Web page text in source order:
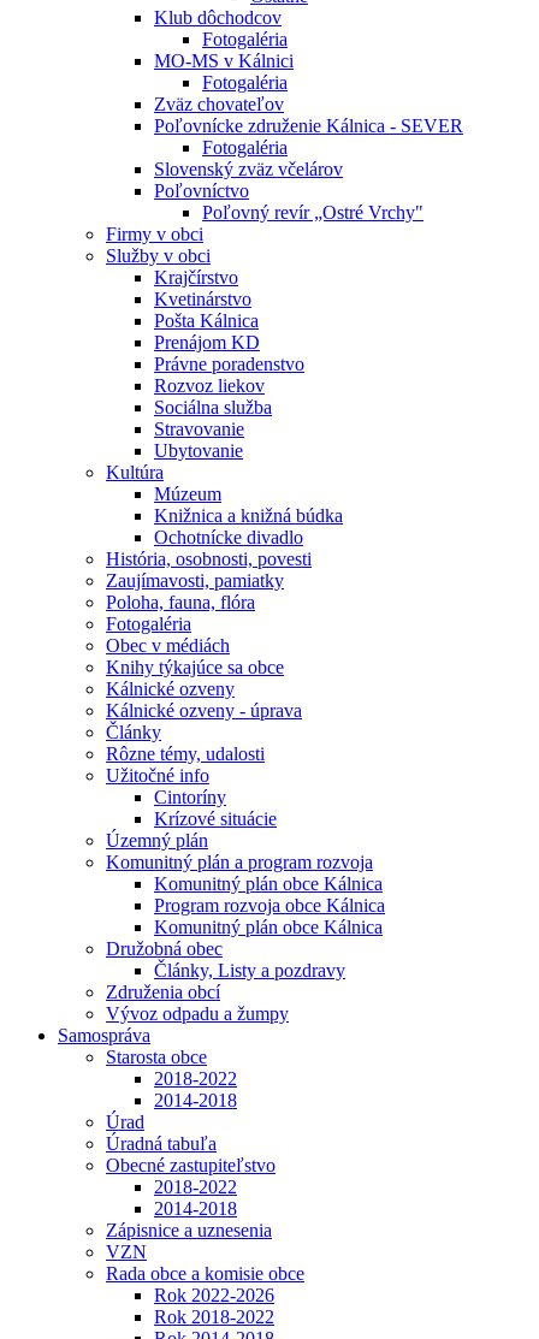
Klub dôchodcov
Fotogaléria
MO-MS v Kálnici
Fotogaléria
Zväz chovateľov
Poľovnícke združenie Kálnica - SEVER
Fotogaléria
Slovenský zväz včelárov
Poľovníctvo
Poľovný revír „Ostré Vrchy"
Firmy v obci
Služby v obci
Krajčírstvo
Kvetinárstvo
Pošta Kálnica
Prenájom KD
Právne poradenstvo
Rozvoz liekov
Sociálna služba
Stravovanie
Ubytovanie
Kultúra
Múzeum
Knižnica a knižná búdka
Ochotnícke divadlo
História, osobnosti, povesti
Zaujímavosti, pamiatky
Poloha, fauna, flóra
Fotogaléria
Obec v médiách
Knihy týkajúce sa obce
Kálnické ozveny
Kálnické ozveny - úprava
Články
Rôzne témy, udalosti
Užitočné info
Cintoríny
Krízové situácie
Územný plán
Komunitný plán a program rozvoja
Komunitný plán obce Kálnica
Program rozvoja obce Kálnica
Komunitný plán obce Kálnica
Družobná obec
Články, Listy a pozdravy
Združenia obcí
Vývoz odpadu a žumpy
Samospráva
Starosta obce
2018-2022
2014-2018
Úrad
Úradná tabuľa
Obecné zastupiteľstvo
2018-2022
2014-2018
Zápisnice a uznesenia
VZN
Rada obce a komisie obce
Rok 2022-2026
Rok 2018-2022